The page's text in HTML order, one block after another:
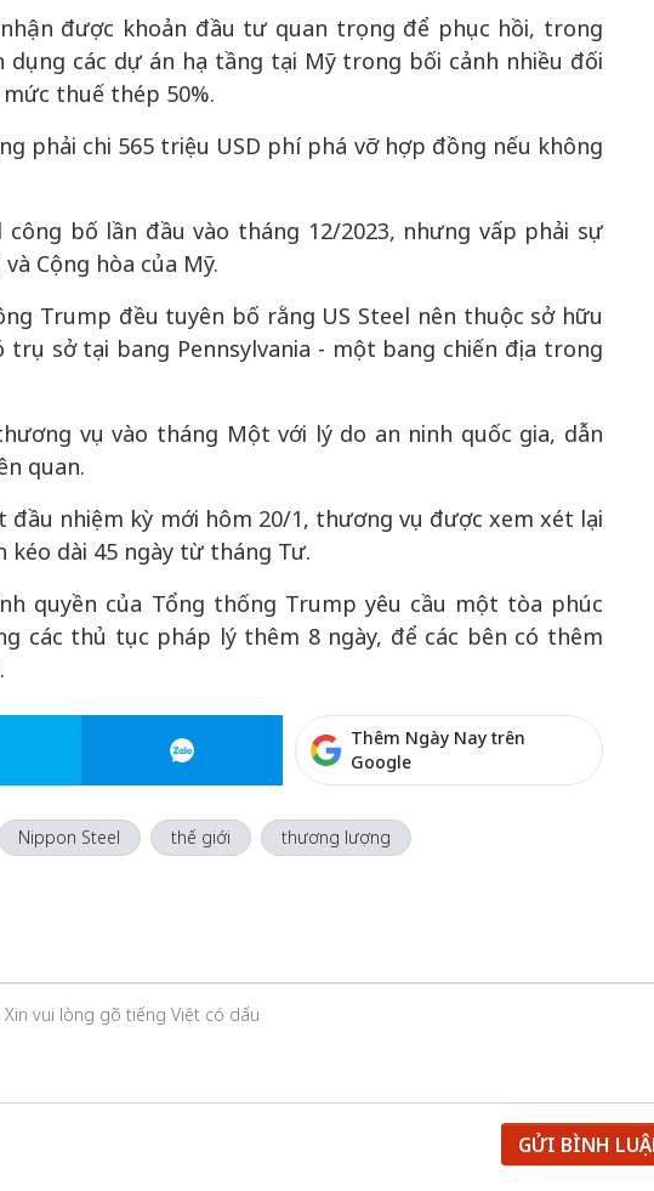
được khoản đầu tư quan trọng để phục hồi, trong
các dự án hạ tầng tại Mỹ trong bối cảnh nhiều đối
thuế thép 50%.
phải chi 565 triệu USD phí phá vỡ hợp đồng nếu không
bố lần đầu vào tháng 12/2023, nhưng vấp phải sự
Cộng hòa của Mỹ.
Trump đều tuyên bố rằng US Steel nên thuộc sở hữu
trụ sở tại bang Pennsylvania - một bang chiến địa trong
vụ vào tháng Một với lý do an ninh quốc gia, dẫn
quan.
đầu nhiệm kỳ mới hôm 20/1, thương vụ được xem xét lại
dài 45 ngày từ tháng Tư.
quyền của Tổng thống Trump yêu cầu một tòa phúc
các thủ tục pháp lý thêm 8 ngày, để các bên có thêm
Thêm Ngày Nay trên
Google
Nippon Steel thế giới thương lượng
GỬI BÌNH
Việt Nam gia
UNESCO: Khơi
nội lực văn hóa,
hình vị thế kiến
Kỳ 4: Sáng kiến
50 năm Việt Nam gia
nhập UNESCO: Khơi
định hình vị thế kiến
tạo | Kỳ 3: Hội nhập
Việt Nam
50 năm Việt
nhập
nguồn nội lực
tạo | Kỳ 1:
hòa bình thể